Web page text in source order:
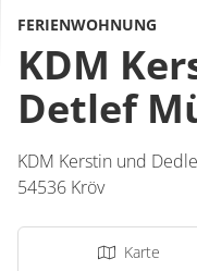
FERIENWOHNUNG
KDM
Detlef
KDM Kerstin und
54536 Kröv
Karte